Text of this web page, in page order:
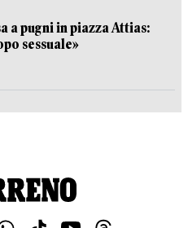
a pugni in piazza Attias:
sessuale»